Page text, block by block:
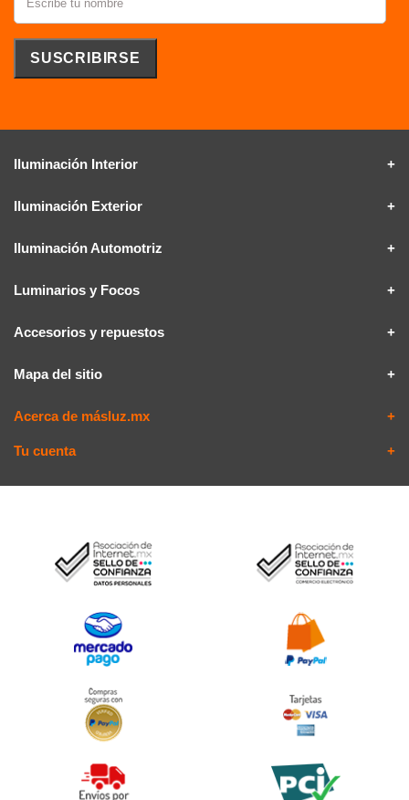
Iluminación Interior
Iluminación Exterior
Iluminación Automotriz
Luminarios y Focos
Accesorios y repuestos
Mapa del sitio
Acerca de másluz.mx
Tu cuenta